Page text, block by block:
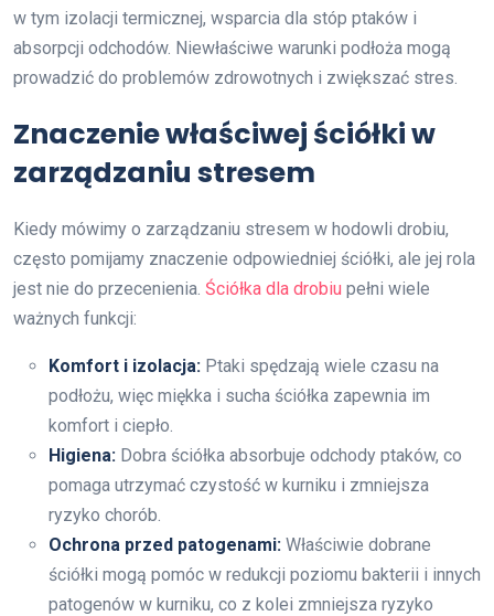
w tym izolacji termicznej, wsparcia dla stóp ptaków i
absorpcji odchodów. Niewłaściwe warunki podłoża mogą
prowadzić do problemów zdrowotnych i zwiększać stres.
Znaczenie właściwej ściółki w
zarządzaniu stresem
Kiedy mówimy o zarządzaniu stresem w hodowli drobiu,
często pomijamy znaczenie odpowiedniej ściółki, ale jej rola
jest nie do przecenienia. Ściółka dla drobiu pełni wiele
ważnych funkcji:
Komfort i izolacja: Ptaki spędzają wiele czasu na
podłożu, więc miękka i sucha ściółka zapewnia im
komfort i ciepło.
Higiena: Dobra ściółka absorbuje odchody ptaków, co
pomaga utrzymać czystość w kurniku i zmniejsza
ryzyko chorób.
Ochrona przed patogenami: Właściwie dobrane
ściółki mogą pomóc w redukcji poziomu bakterii i innych
patogenów w kurniku, co z kolei zmniejsza ryzyko